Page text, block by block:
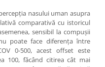
nasului uman asupra
comparativă cu istoricul
sensibil la compușii
poate face diferența între
0-500, acest offset este
100, făcând citirea cât mai